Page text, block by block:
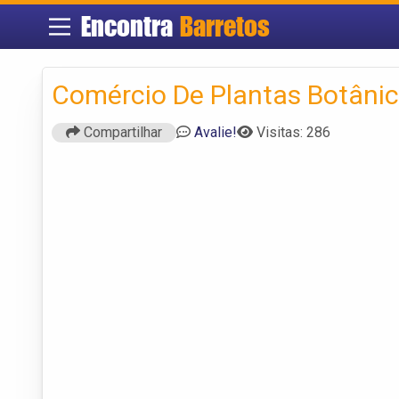
EncontraBarretos
Comércio De Plantas
Compartilhar Avalie! Visitas: 286